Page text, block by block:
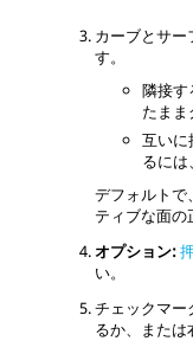
カーブとサー
す。
隣接す
たまま
互いに
るには、
デフォルトで
ティブな面の
オプション:
い。
チェックマー
るか、または